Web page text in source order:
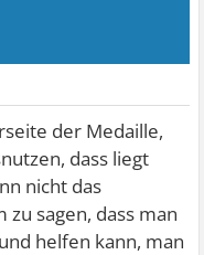
der Medaille,
dass liegt
nicht das
sagen, dass man
helfen kann, man